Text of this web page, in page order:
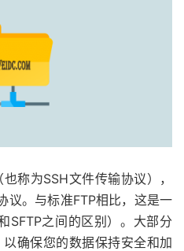
称为SSH文件传输协议），
议。与标准FTP相比，这是一
SFTP之间的区别）。大部分
确保您的数据保持安全和加